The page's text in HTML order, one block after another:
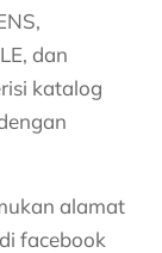
dan
katalog
alamat
facebook